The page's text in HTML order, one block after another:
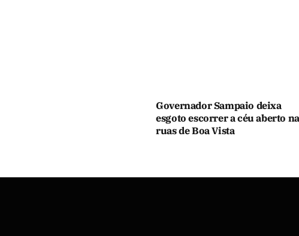
Governador Sampaio deixa
esgoto escorrer a céu aberto
ruas de Boa Vista